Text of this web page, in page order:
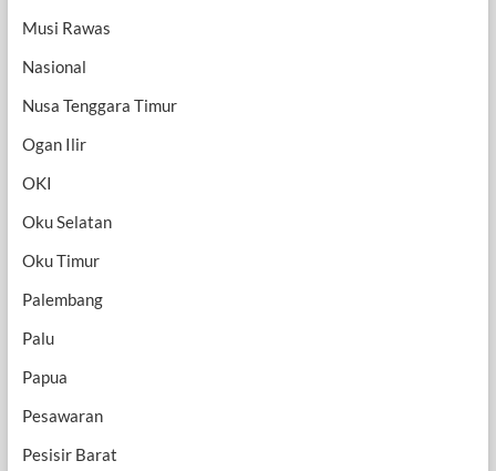
Musi Rawas
Nasional
Nusa Tenggara Timur
Ogan Ilir
OKI
Oku Selatan
Oku Timur
Palembang
Palu
Papua
Pesawaran
Pesisir Barat